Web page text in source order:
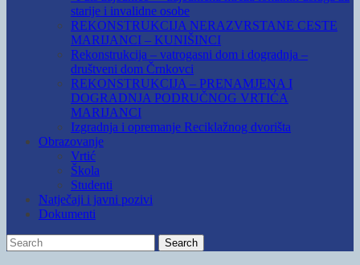
starije i invalidne osobe
REKONSTRUKCIJA NERAZVRSTANE CESTE
MARIJANCI – KUNIŠINCI
Rekonstrukcija – vatrogasni dom i dogradnja –
društveni dom Črnkovci
REKONSTRUKCIJA – PRENAMJENA I
DOGRADNJA PODRUČNOG VRTIĆA
MARIJANCI
Izgradnja i opremanje Reciklažnog dvorišta
Obrazovanje
Vrtić
Škola
Studenti
Natječaji i javni pozivi
Dokumenti
Search
for:
Search